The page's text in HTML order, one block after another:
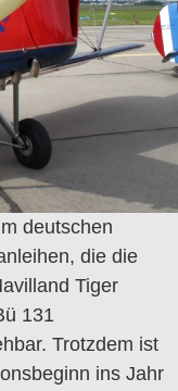
deutschen
die die
Tiger
131
Trotzdem ist
ins Jahr